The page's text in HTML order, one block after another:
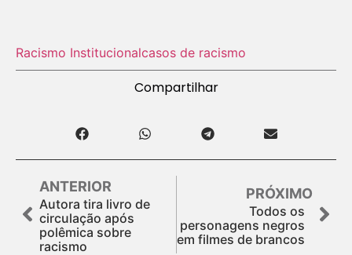
Racismo Institucionalcasos de racismo
Compartilhar
ANTERIOR
Autora tira livro de
circulação após
polêmica sobre
racismo
PRÓXIMO
Todos os
personagens negros
em filmes de brancos